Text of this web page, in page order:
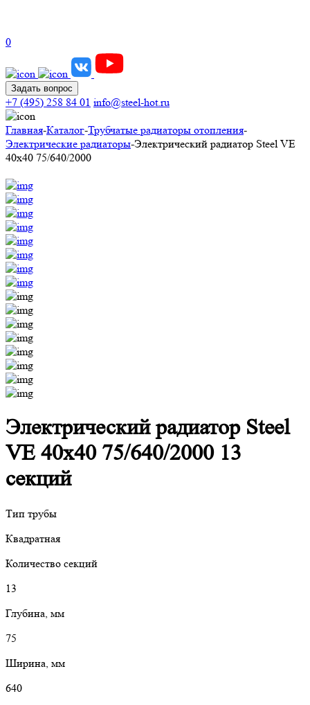
0
Задать вопрос
+7 (495) 258 84 01 info@steel-hot.ru
Главная-Каталог-Трубчатые радиаторы отопления-
Электрические радиаторы-Электрический радиатор Steel VE
40х40 75/640/2000
Электрический радиатор Steel
VE 40х40 75/640/2000 13
секций
Тип трубы
Квадратная
Количество секций
13
Глубина, мм
75
Ширина, мм
640